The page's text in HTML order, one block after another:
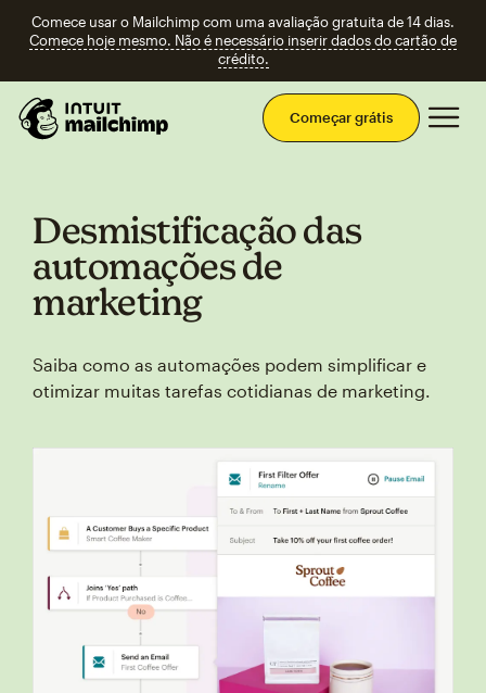
Comece usar o Mailchimp com uma avaliação gratuita de 14 dias.
Comece hoje mesmo. Não é necessário inserir dados do cartão de
crédito.
Começar grátis
Desmistificação das
automações de
marketing
Saiba como as automações podem simplificar e
otimizar muitas tarefas cotidianas de marketing.